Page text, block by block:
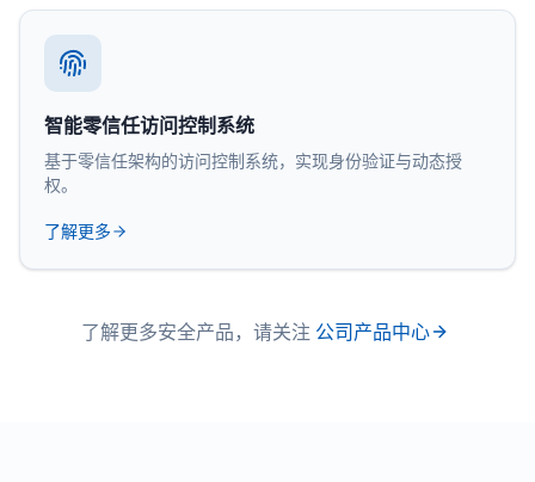
智能零信任访问控制系统
基于零信任架构的访问控制系统，实现身份验证与动态授
权。
了解更多
了解更多安全产品，请关注 公司产品中心